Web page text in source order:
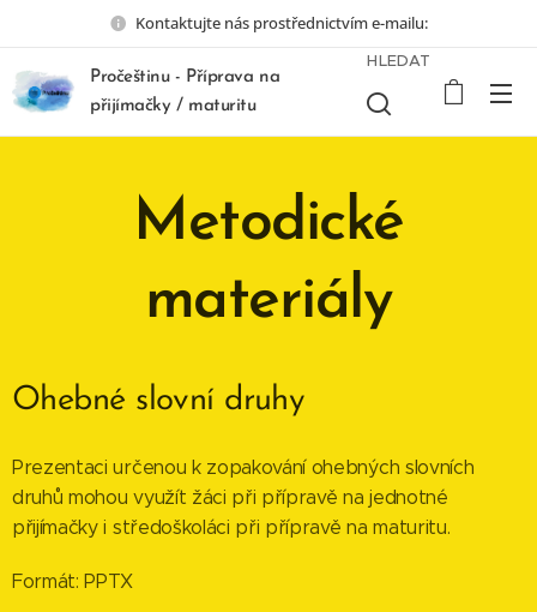
Kontaktujte nás prostřednictvím e-mailu:
Pročeštinu - Příprava na
přijímačky / maturitu
HLEDAT
Metodické
materiály
Ohebné slovní druhy
Prezentaci určenou k zopakování ohebných slovních
druhů mohou využít žáci při přípravě na jednotné
přijímačky i středoškoláci při přípravě na maturitu.
Formát: PPTX